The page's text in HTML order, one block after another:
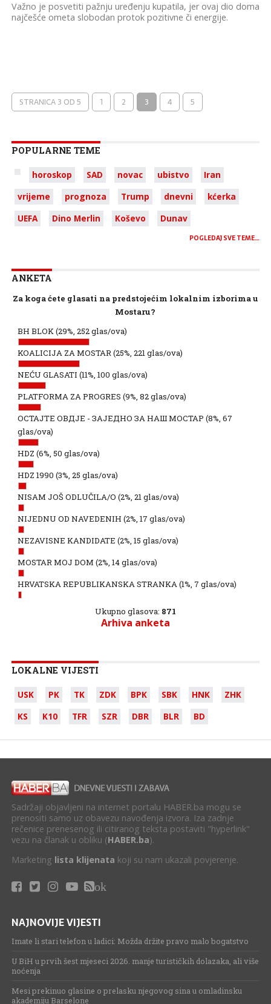
Važno je posvetiti pažnju uređenju kupatila, jer ovaj dio doma
najčešće ometa slobodan protok pozitivne či energije.
STRANICA 3 OD 5 1 2 3 4 5
POPULARNE TEME
horoskop SAD novac ubistvo
Iran
vrijeme
prognoza Trump dnevni
kćerka
UEFA
Dino Merlin Koševo Dunav
POGLEDAJ SVE TEME…
ANKETA
Za koga ćete glasati na predstojećim lokalnim izborima u
Mostaru?
BH BLOK(29%, 252 glas/ova)
KOALICIJA ZA MOSTAR(25%, 221 glas/ova)
NEĆU GLASATI (11%, 100 glas/ova)
PLATFORMA ZA PROGRES (9%, 82 glas/ova)
ОСТАЈТЕ ОВДЈЕ - ЗАЈЕДНО ЗА НАШ МОСТАР (8%, 67
glas/ova)
HDZ (6%, 50 glas/ova)
HDZ 1990 (3%, 25 glas/ova)
NISAM JOŠ ODLUČILA/O (2%, 21 glas/ova)
NIJEDNU OD NAVEDENIH (2%, 17 glas/ova)
NEZAVISNE KANDIDATE (2%, 15 glas/ova)
MOSTAR MOJ DOM (2%, 14 glas/ova)
HRVATSKA REPUBLIKANSKA STRANKA(1%, 7 glas/ova)
Ukupno glasova: 871
Arhiva anketa
LOKALNE VIJESTI
USK PK TK ZDK BPK SBK HNK
ZHK
KS
K10 TFR SZR DBR BLR BD
Sadržaji objavljeni na internet portalu HABER.ba mogu se
prenositi samo uz obavezu navođenja izvora. Iza zadnje
rečenice prenesenog ili citiranog teksta postaviti "hyperlink"
vezu na članak u obliku (HABER.ba).
Marketing lista klijenata koji su nam ukazali povjerenje.
ok
NAJNOVIJE VIJESTI
Imate li stari telefon u ladici: Možda držite pravo malo bogatstvo
U BiH u prvih šest mjeseci 2026. manje turističkih dolazaka, ali više
noćenja
Mesi prekinuo glasine o prelasku njegovog sina u omladinsku
akademiju Barselone